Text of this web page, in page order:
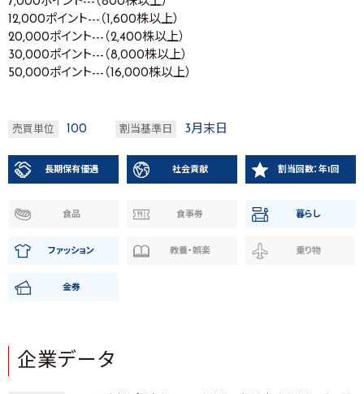
12,000ポイント---（1,600株以上）
20,000ポイント---（2,400株以上）
30,000ポイント---（8,000株以上）
50,000ポイント---（16,000株以上）
売買単位 100 割当基準日 3月末日
長期保有優遇 社会貢献 割当回数：年1回
食品 食事券 暮らし
ファッション 教養・娯楽 乗り物
金券
企業データ